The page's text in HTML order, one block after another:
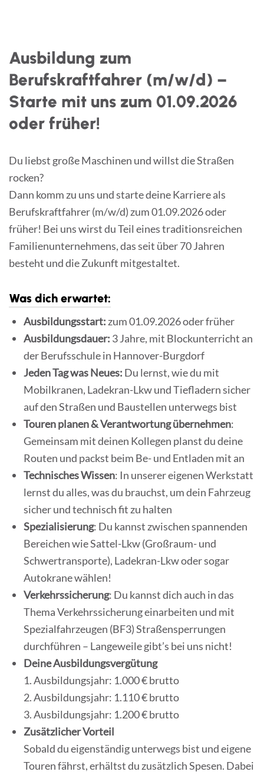
Ausbildung zum
Berufskraftfahrer (m/w/d) –
Starte mit uns zum 01.09.2026
oder früher!
Du liebst große Maschinen und willst die Straßen
rocken?
Dann komm zu uns und starte deine Karriere als
Berufskraftfahrer (m/w/d) zum 01.09.2026 oder
früher! Bei uns wirst du Teil eines traditionsreichen
Familienunternehmens, das seit über 70 Jahren
besteht und die Zukunft mitgestaltet.
Was dich erwartet:
Ausbildungsstart: zum 01.09.2026 oder früher
Ausbildungsdauer: 3 Jahre, mit Blockunterricht an
der Berufsschule in Hannover-Burgdorf
Jeden Tag was Neues: Du lernst, wie du mit
Mobilkranen, Ladekran-Lkw und Tiefladern sicher
auf den Straßen und Baustellen unterwegs bist
Touren planen & Verantwortung übernehmen:
Gemeinsam mit deinen Kollegen planst du deine
Routen und packst beim Be- und Entladen mit an
Technisches Wissen: In unserer eigenen Werkstatt
lernst du alles, was du brauchst, um dein Fahrzeug
sicher und technisch fit zu halten
Spezialisierung: Du kannst zwischen spannenden
Bereichen wie Sattel-Lkw (Großraum- und
Schwertransporte), Ladekran-Lkw oder sogar
Autokrane wählen!
Verkehrssicherung: Du kannst dich auch in das
Thema Verkehrssicherung einarbeiten und mit
Spezialfahrzeugen (BF3) Straßensperrungen
durchführen – Langeweile gibt’s bei uns nicht!
Deine Ausbildungsvergütung
1. Ausbildungsjahr: 1.000 € brutto
2. Ausbildungsjahr: 1.110 € brutto
3. Ausbildungsjahr: 1.200 € brutto
Zusätzlicher Vorteil
Sobald du eigenständig unterwegs bist und eigene
Touren fährst, erhältst du zusätzlich Spesen. Dabei